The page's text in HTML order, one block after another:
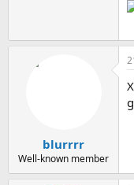
blurrrr
Well-known member